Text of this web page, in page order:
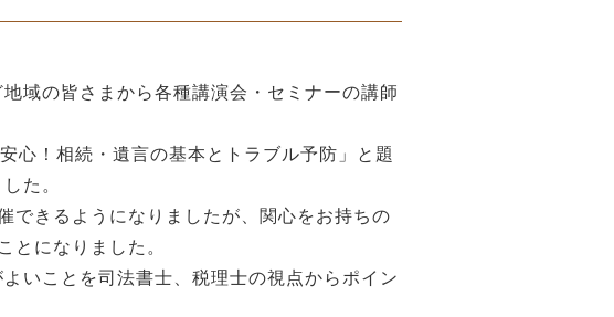
域の皆さまから各種講演会・セミナーの講師
心！相続・遺言の基本とトラブル予防」と題
た。
できるようになりましたが、関心をお持ちの
とになりました。
いことを司法書士、税理士の視点からポイン